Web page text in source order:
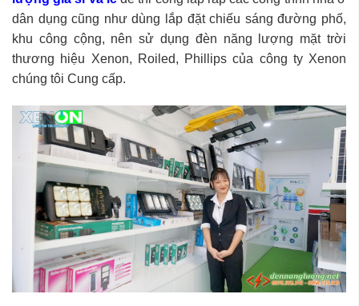
dân dụng cũng như dùng lắp đặt chiếu sáng đường phố,
khu công cộng, nên sử dụng đèn năng lượng mặt trời
thương hiệu Xenon, Roiled, Phillips của công ty Xenon
chúng tôi Cung cấp.